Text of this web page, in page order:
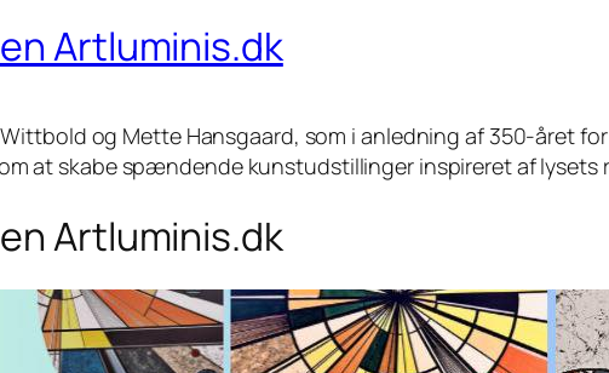
Artluminis.dk
og Mette Hansgaard, som i anledning af 350-året
at skabe spændende kunstudstillinger inspireret af lysets
Artluminis.dk